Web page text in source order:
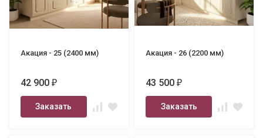
Акация - 25 (2400 мм)
42 900₽
Заказать
Акация - 26 (2200 мм)
43 500₽
Заказать